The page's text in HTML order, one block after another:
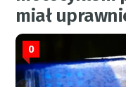
miał
0